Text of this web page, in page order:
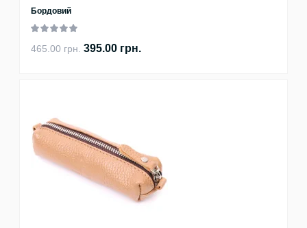
Бордовий
465.00 грн. 395.00 грн.